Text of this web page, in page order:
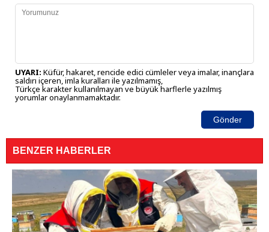
UYARI: Küfür, hakaret, rencide edici cümleler veya imalar, inançlara
saldırı içeren, imla kuralları ile yazılmamış,
Türkçe karakter kullanılmayan ve büyük harflerle yazılmış
yorumlar onaylanmamaktadır.
Gönder
BENZER HABERLER